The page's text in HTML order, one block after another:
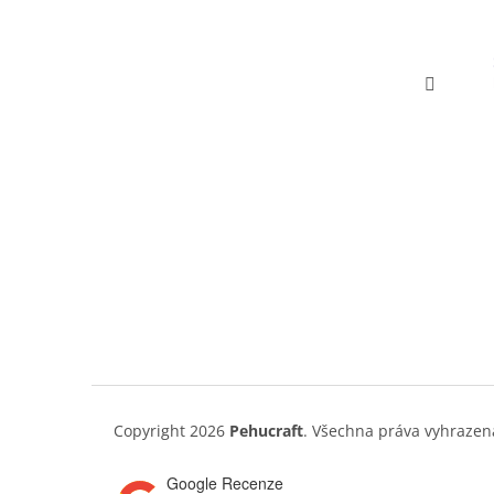
Copyright 2026 Pehucraft. Všechna práva
Google Recenze